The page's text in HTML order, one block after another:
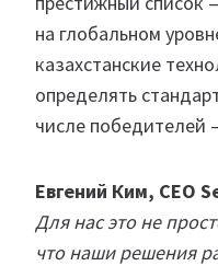
на глобальном
казахстанские
определять
числе победителей
Евгений Ким, CEO
Для нас это не
что наши решения